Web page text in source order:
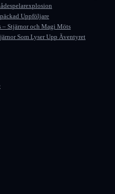
Uppföljare
Stjärnor och Magi Möts
Som Lyser Upp Äventyret